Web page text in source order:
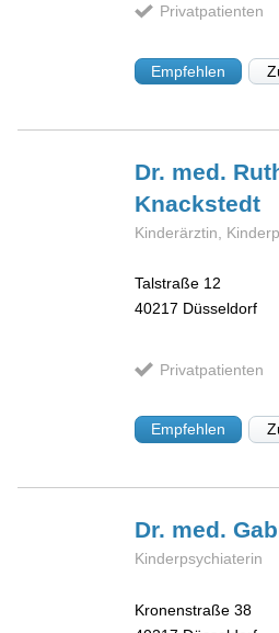
Privatpatienten
Empfehlen
Dr. med.
Knackstedt
Kinderärztin,
Talstraße 12
40217 Düsseldorf
Privatpatienten
Empfehlen
Dr. med.
Kinderpsychiaterin
Kronenstraße 38